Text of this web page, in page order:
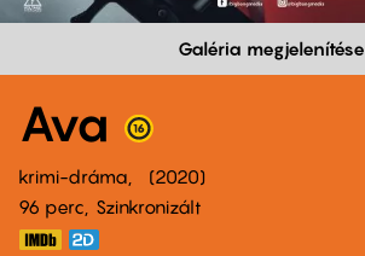
Galéria megjelenítése
Ava
krimi-dráma
2020
96 perc,
Szinkronizált